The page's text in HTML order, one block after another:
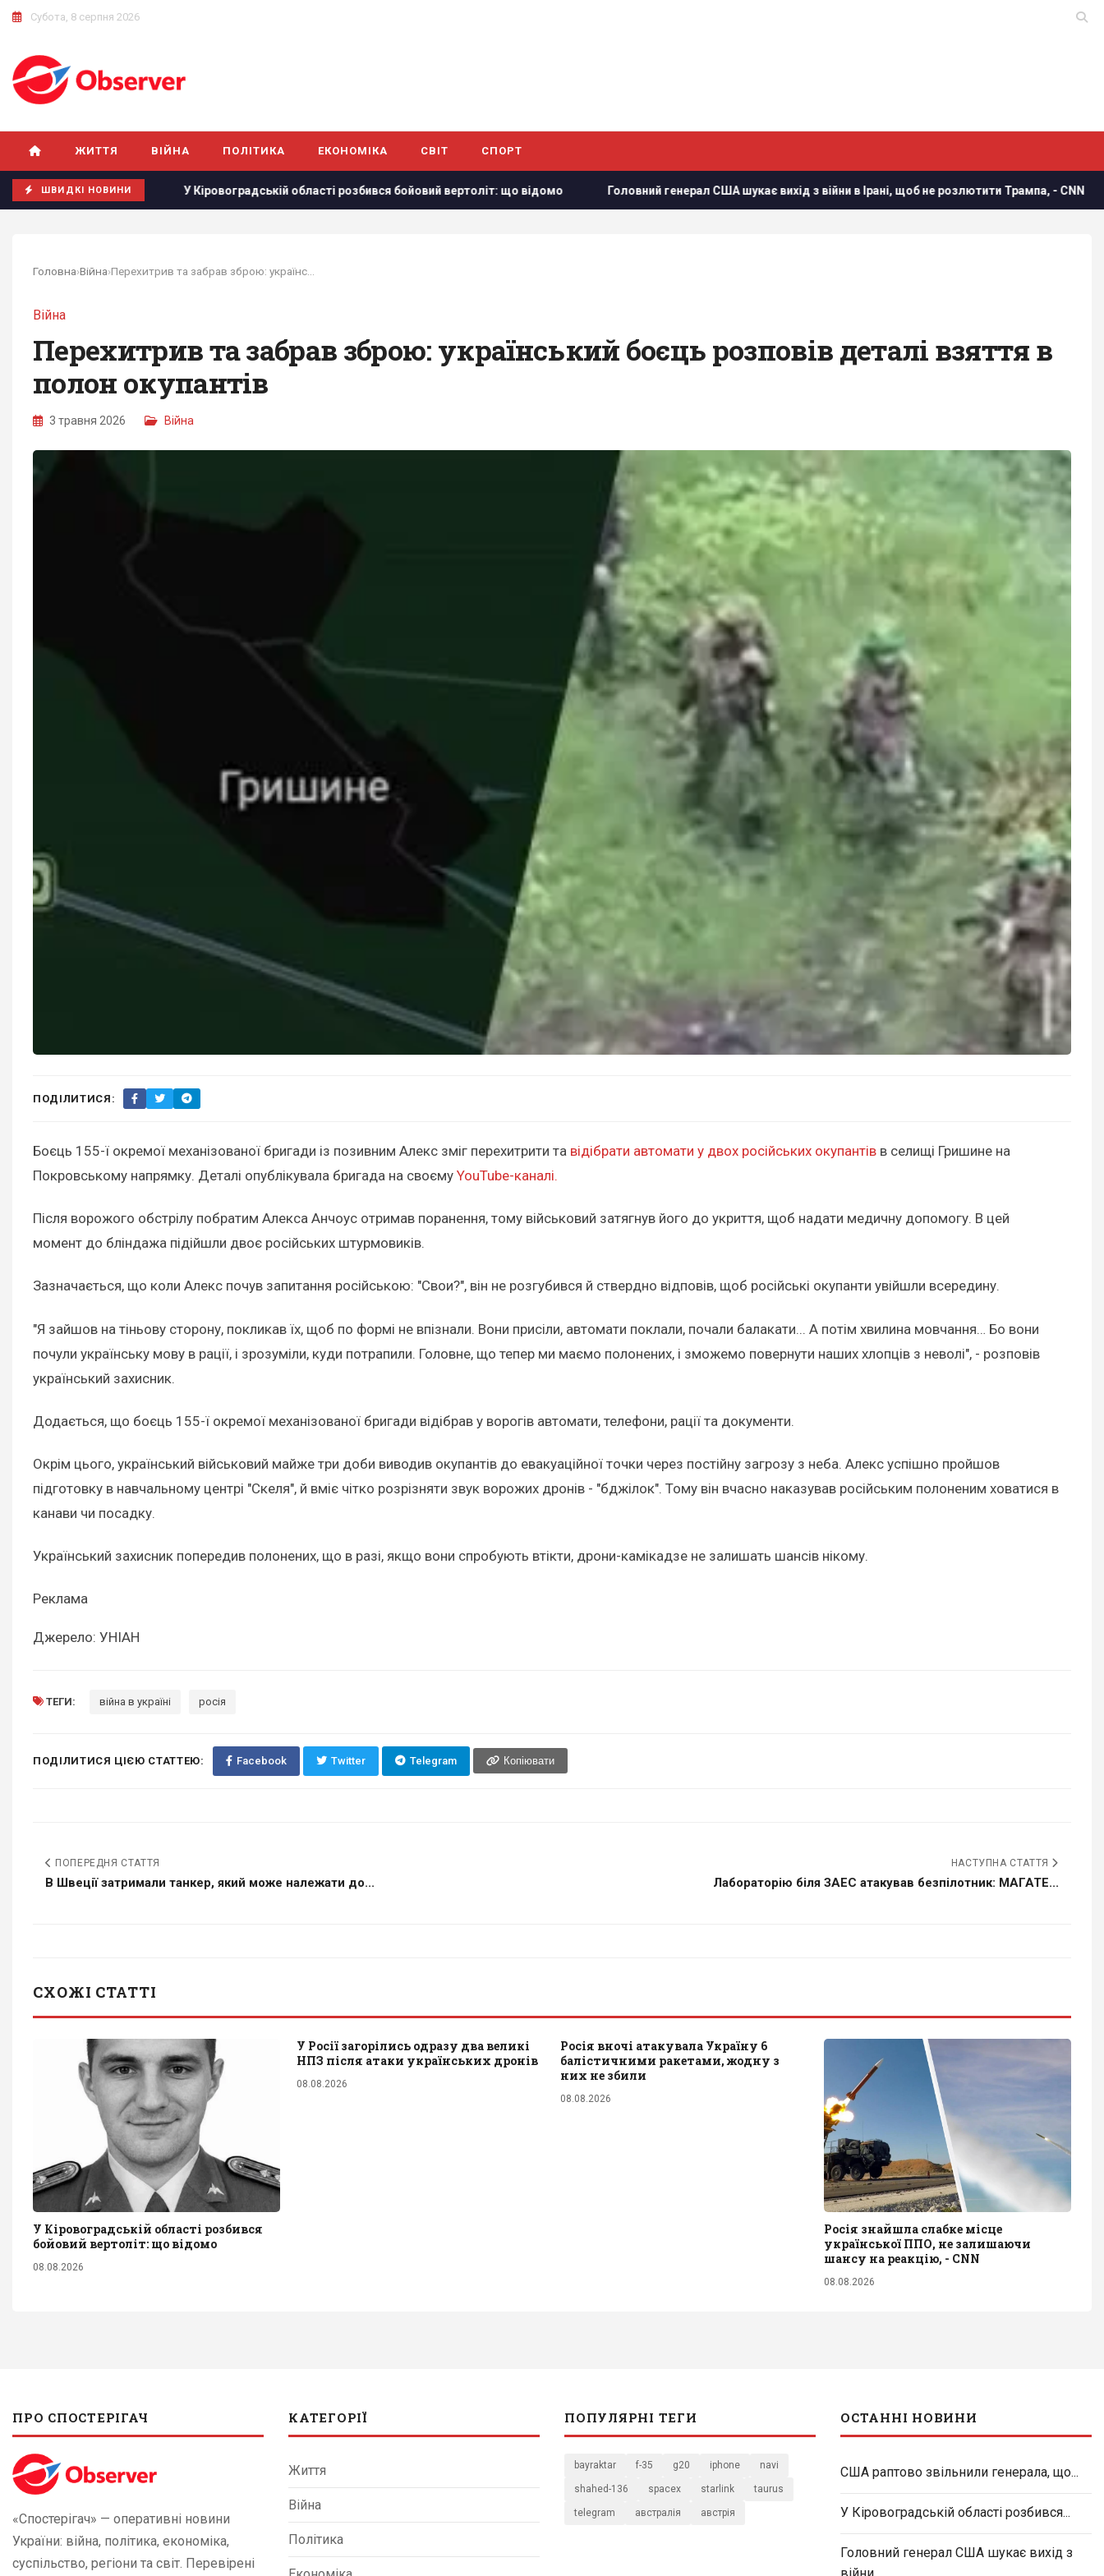
Субота, 8 серпня 2026
ЖИТТЯ ВІЙНА ПОЛІТИКА ЕКОНОМІКА СВІТ СПОРТ
ШВИДКІ НОВИНИ
Європі У Кіровоградській області розбився бойовий вертоліт: що відомо Головний генерал США шукає вихід з війни в Ірані, щоб не розлютити Трампа, - CNN Україна
Головна›Війна›
Війна
Перехитрив та забрав зброю: український боєць розповів деталі взяття в
полон окупантів
3 травня 2026 Війна
ПОДІЛИТИСЯ:
Боєць 155-ї окремої механізованої бригади із позивним Алекс зміг перехитрити та відібрати автомати у двох російських окупантів в селищі Гришине на
Покровському напрямку. Деталі опублікувала бригада на своєму YouTube-каналі.
Після ворожого обстрілу побратим Алекса Анчоус отримав поранення, тому військовий затягнув його до укриття, щоб надати медичну допомогу. В цей
момент до бліндажа підійшли двоє російських штурмовиків.
Зазначається, що коли Алекс почув запитання російською: "Свои?", він не розгубився й ствердно відповів, щоб російські окупанти увійшли всередину.
"Я зайшов на тіньову сторону, покликав їх, щоб по формі не впізнали. Вони присіли, автомати поклали, почали балакати... А потім хвилина мовчання… Бо вони
почули українську мову в рації, і зрозуміли, куди потрапили. Головне, що тепер ми маємо полонених, і зможемо повернути наших хлопців з неволі", - розповів
український захисник.
Додається, що боєць 155-ї окремої механізованої бригади відібрав у ворогів автомати, телефони, рації та документи.
Окрім цього, український військовий майже три доби виводив окупантів до евакуаційної точки через постійну загрозу з неба. Алекс успішно пройшов
підготовку в навчальному центрі "Скеля", й вміє чітко розрізняти звук ворожих дронів - "бджілок". Тому він вчасно наказував російським полоненим ховатися в
канави чи посадку.
Український захисник попередив полонених, що в разі, якщо вони спробують втікти, дрони-камікадзе не залишать шансів нікому.
Реклама
Джерело: УНІАН
ТЕГИ: війна в україні росія
ПОДІЛИТИСЯ ЦІЄЮ СТАТТЕЮ: Facebook Twitter Telegram Копіювати
ПОПЕРЕДНЯ СТАТТЯ
В Швеції затримали танкер, який може належати до...
НАСТУПНА СТАТТЯ
Лабораторію біля ЗАЕС атакував безпілотник: МАГАТЕ...
СХОЖІ СТАТТІ
У Кіровоградській області розбився
бойовий вертоліт: що відомо
08.08.2026
У Росії загорілись одразу два великі
НПЗ після атаки українських дронів
08.08.2026
Росія вночі атакувала Україну 6
балістичними ракетами, жодну з
них не збили
08.08.2026
Росія знайшла слабке місце
української ППО, не залишаючи
шансу на реакцію, - CNN
08.08.2026
ПРО СПОСТЕРІГАЧ
«Спостерігач» — оперативні новини
України: війна, політика, економіка,
суспільство, регіони та світ. Перевірені
КАТЕГОРІЇ
Життя
Війна
Політика
ПОПУЛЯРНІ ТЕГИ
bayraktar f-35 g20 iphone navi
shahed-136 spacex starlink taurus
telegram австралія австрія
ОСТАННІ НОВИНИ
США раптово звільнили генерала, що...
У Кіровоградській області розбився...
Головний генерал США шукає вихід з
війни...